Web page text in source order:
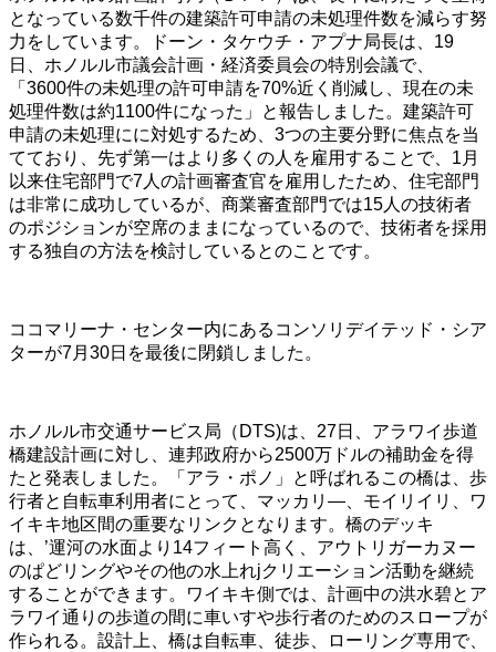
となっている数千件の建築許可申請の未処理件数を減らす努
力をしています。ドーン・タケウチ・アプナ局長は、19
日、ホノルル市議会計画・経済委員会の特別会議で、
「3600件の未処理の許可申請を70%近く削減し、現在の未
処理件数は約1100件になった」と報告しました。建築許可
申請の未処理にに対処するため、3つの主要分野に焦点を当
てており、先ず第一はより多くの人を雇用することで、1月
以来住宅部門で7人の計画審査官を雇用したため、住宅部門
は非常に成功しているが、商業審査部門では15人の技術者
のポジションが空席のままになっているので、技術者を採用
する独自の方法を検討しているとのことです。
ココマリーナ・センター内にあるコンソリデイテッド・シア
ターが7月30日を最後に閉鎖しました。
ホノルル市交通サービス局（DTS)は、27日、アラワイ歩道
橋建設計画に対し、連邦政府から2500万ドルの補助金を得
たと発表しました。「アラ・ポノ」と呼ばれるこの橋は、歩
行者と自転車利用者にとって、マッカリ―、モイリイリ、ワ
イキキ地区間の重要なリンクとなります。橋のデッキ
は、’運河の水面より14フィート高く、アウトリガーカヌー
のぱどリングやその他の水上れjクリエーション活動を継続
することができます。ワイキキ側では、計画中の洪水碧とア
ラワイ通りの歩道の間に車いすや歩行者のためのスロープが
作られる。設計上、橋は自転車、徒歩、ローリング専用で、